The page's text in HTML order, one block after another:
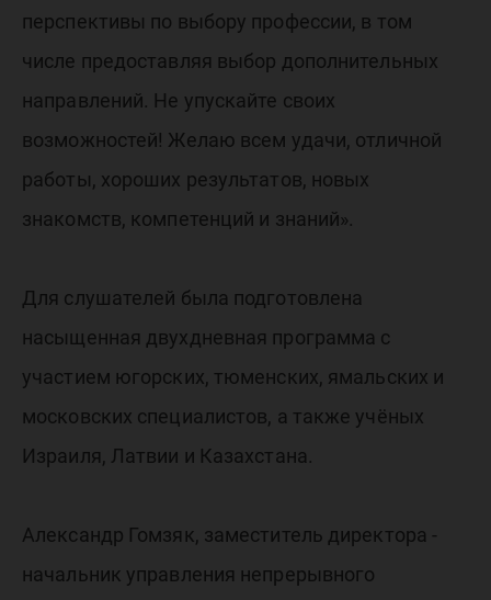
перспективы по выбору профессии, в том
числе предоставляя выбор дополнительных
направлений. Не упускайте своих
возможностей! Желаю всем удачи, отличной
работы, хороших результатов, новых
знакомств, компетенций и знаний».
Для слушателей была подготовлена
насыщенная двухдневная программа с
участием югорских, тюменских, ямальских и
московских специалистов, а также учёных
Израиля, Латвии и Казахстана.
Александр Гомзяк, заместитель директора -
начальник управления непрерывного